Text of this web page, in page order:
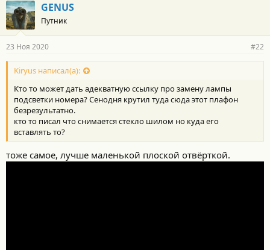
GENUS
Путник
23 Ноя 2020 #22
Kiryus написал(а):
Кто то может дать адекватную ссылку про замену лампы
подсветки номера? Сенодня крутил туда сюда этот плафон
безрезультатно.
кто то писал что снимается стекло шилом но куда его
вставлять то?
тоже самое, лучше маленькой плоской отвёрткой.